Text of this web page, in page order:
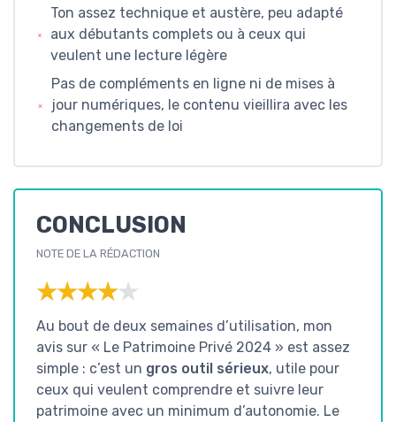
Ton assez technique et austère, peu adapté
aux débutants complets ou à ceux qui
veulent une lecture légère
Pas de compléments en ligne ni de mises à
jour numériques, le contenu vieillira avec les
changements de loi
CONCLUSION
NOTE DE LA RÉDACTION
★★★★★
★★★★★
Au bout de deux semaines d’utilisation, mon
avis sur « Le Patrimoine Privé 2024 » est assez
simple : c’est un gros outil sérieux, utile pour
ceux qui veulent comprendre et suivre leur
patrimoine avec un minimum d’autonomie. Le